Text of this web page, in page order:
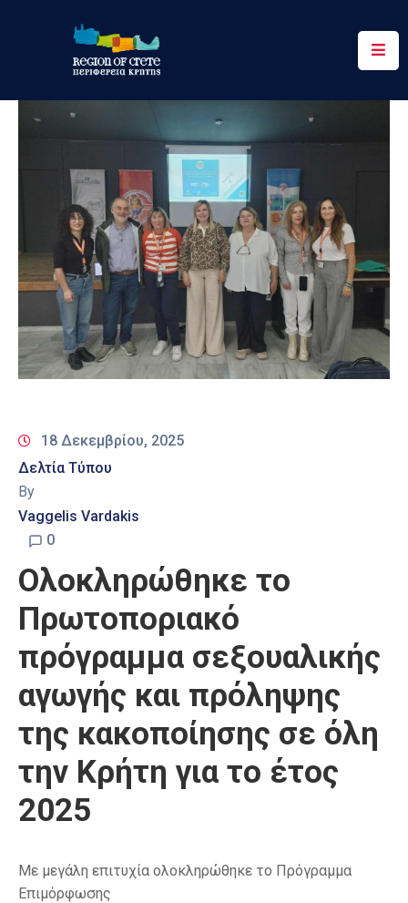
Περιφέρεια
Ενημέρωση
Ψηφιακές
Υπηρεσίες
Επικοινωνία
18 Δεκεμβρίου, 2025
Δελτία Τύπου
By
Vaggelis Vardakis
0
Ολοκληρώθηκε το
Πρωτοποριακό
πρόγραμμα σεξουαλικής
αγωγής και πρόληψης
της κακοποίησης σε όλη
την Κρήτη για το έτος
2025
Με μεγάλη επιτυχία ολοκληρώθηκε το Πρόγραμμα
Επιμόρφωσης